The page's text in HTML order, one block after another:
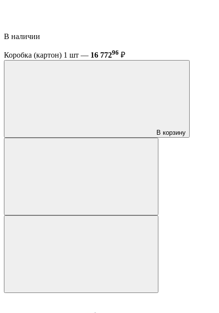
В наличии
Коробка (картон) 1 шт — 16 77296 ₽
В корзину